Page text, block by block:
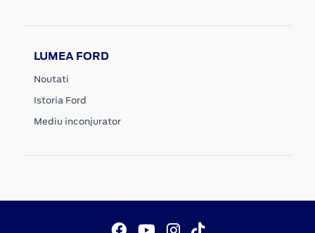
LUMEA FORD
Noutati
Istoria Ford
Mediu inconjurator